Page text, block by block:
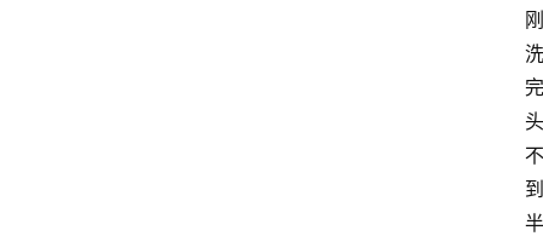
刚
洗
完
头
不
到
半